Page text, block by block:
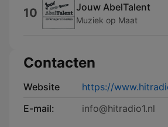
10 Jouw AbelTalent
Muziek op Maat
Contacten
Website
https://
E-mail:
info@hitradio1.nl